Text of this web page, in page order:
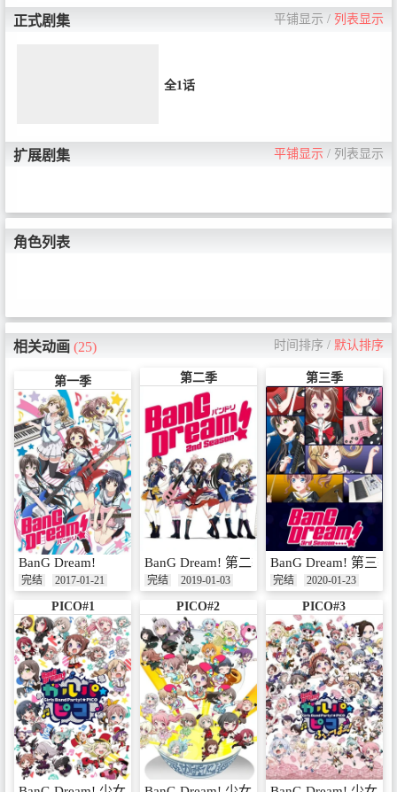
正式剧集 平铺显示 / 列表显示
全1话
扩展剧集 平铺显示 / 列表显示
角色列表
相关动画(25) 时间排序 / 默认排序
第一季
BanG Dream!
完结 2017-01-21
第二季
BanG Dream! 第二季
完结 2019-01-03
第三季
BanG Dream! 第三季
完结 2020-01-23
PICO#1 PICO#2 PICO#3